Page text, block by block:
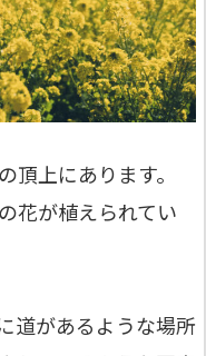
頂上にあります。
花が植えられてい
道があるような場所